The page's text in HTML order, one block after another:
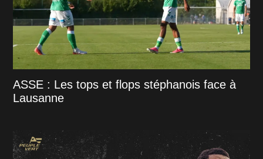
ASSE : Les tops et flops stéphanois face à
Lausanne